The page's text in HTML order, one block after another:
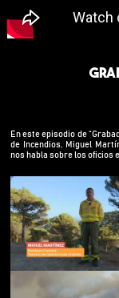
En este episodio de
de Incendios, Miguel
nos habla sobre los oficios
En este
Los Oficios
Incendios,
técnico de
cuidados
naturaleza